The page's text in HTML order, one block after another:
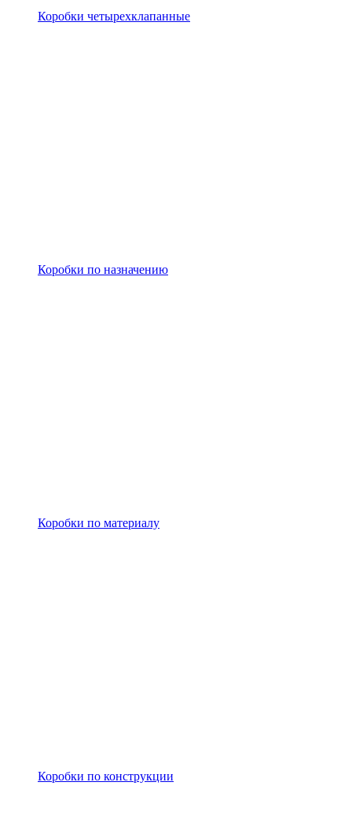
Коробки четырехклапанные
Коробки по назначению
Коробки по материалу
Коробки по конструкции